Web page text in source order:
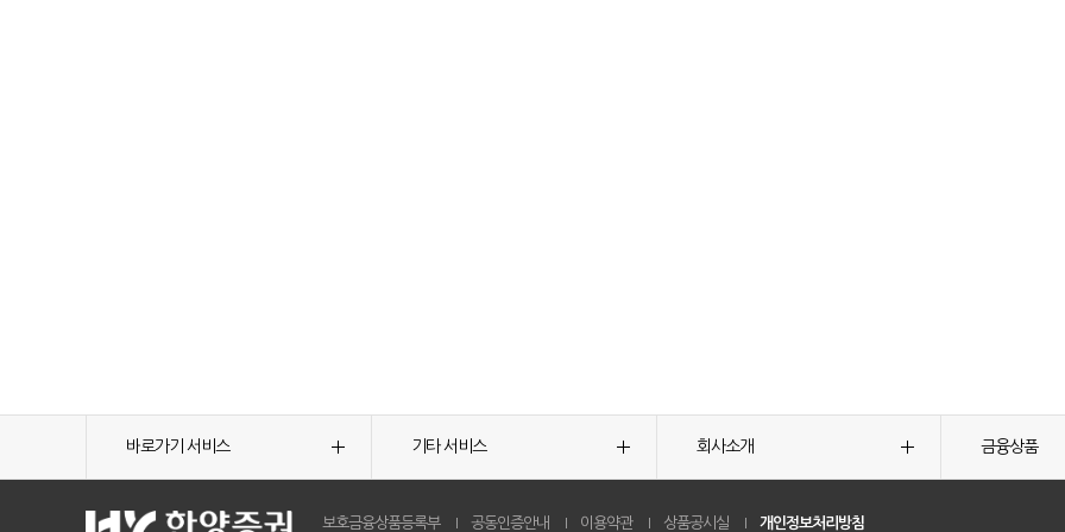
바로가기 서비스 기타 서비스 회사소개 금융상품
보호금융상품등록부 공동인증안내 이용약관 상품공시실 개인정보처리방침